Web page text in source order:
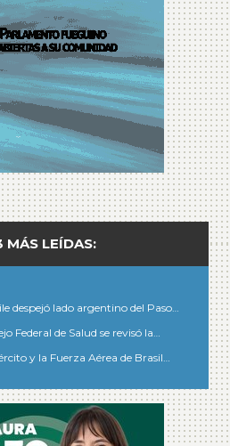
MÁS LEÍDAS:
despejó lado argentino del Paso…
Federal de Salud se revisó la…
y la Fuerza Aérea de Brasil…